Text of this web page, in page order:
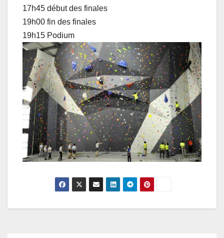
17h45 début des finales
19h00 fin des finales
19h15 Podium